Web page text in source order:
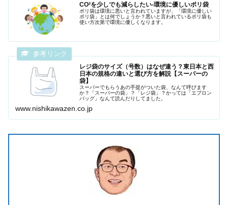
CO²を少しでも減らしたい-環境に優しいポリ袋
ポリ袋は環境に悪いと言われていますが、「環境に優しい
ポリ袋」とは何でしょうか？悪いと言われているポリ袋も
使い方次第で環境に優しくなります。
レジ袋のサイズ（号数）はなぜ違う？東日本と西
日本の規格の違いと選び方を解説【スーパーの
袋】
スーパーでもらうあの手提がついた袋、なんて呼びます
か？「スーパーの袋」？「レジ袋」？かっては「エプロン
バッグ」なんて読んだりしてました。
www.nishikawazen.co.jp